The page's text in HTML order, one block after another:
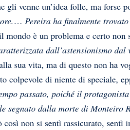
gli venne un’idea folle, ma forse
… Pereira ha finalmente
mondo è un problema e certo
dall’astensionismo dal
sua vita, ma di questo non ha
colpevole di niente di speciale,
passato, poiché il
segnato dalla morte di Monteiro
così non si sentì rassicurato,